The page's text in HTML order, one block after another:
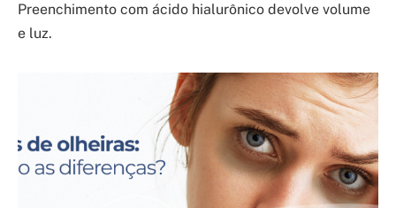
Preenchimento com ácido hialurônico devolve volume
e luz.